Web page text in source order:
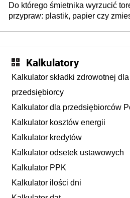
Do którego śmietnika wyrzucić
przypraw: plastik, papier czy
Kalkulatory
Kalkulator składki zdrowotnej dla
przedsiębiorcy
Kalkulator dla przedsiębiorców
Kalkulator kosztów energii
Kalkulator kredytów
Kalkulator odsetek ustawowych
Kalkulator PPK
Kalkulator ilości dni